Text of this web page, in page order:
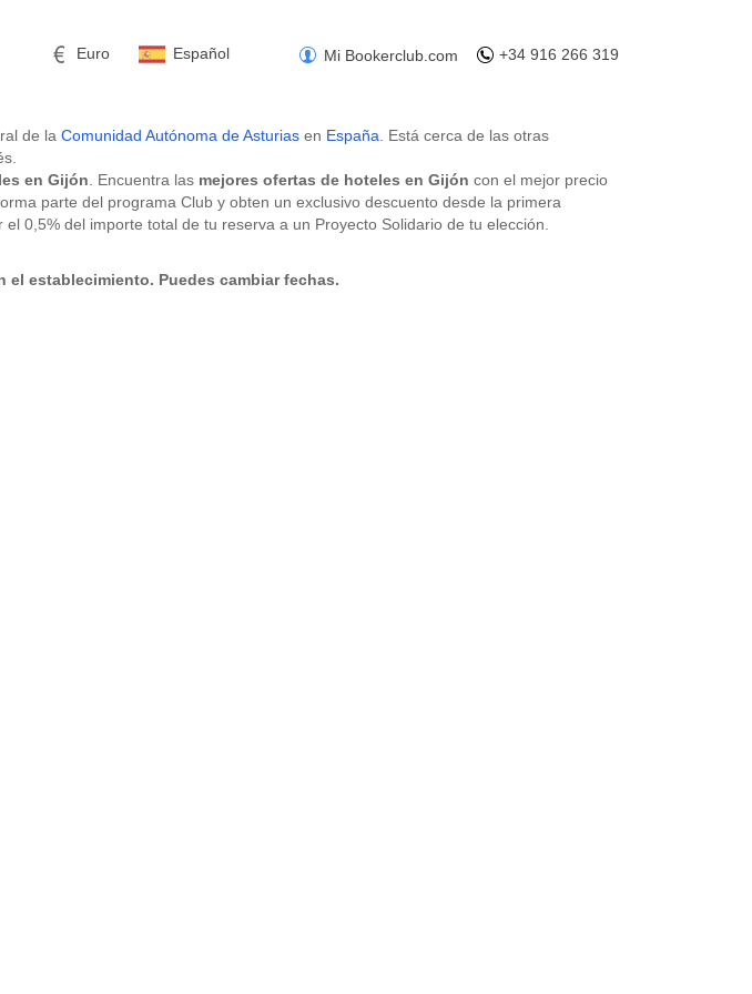
+34 916 266 319
Mi Bookerclub.com
Español
Euro
de la Comunidad Autónoma de Asturias en España . Está cerca de las otras
en Gijón . Encuentra las mejores ofertas de hoteles en Gijón con el mejor precio
parte del programa Club y obten un exclusivo descuento desde la primera
0,5% del importe total de tu reserva a un Proyecto Solidario de tu elección.
establecimiento. Puedes cambiar fechas.